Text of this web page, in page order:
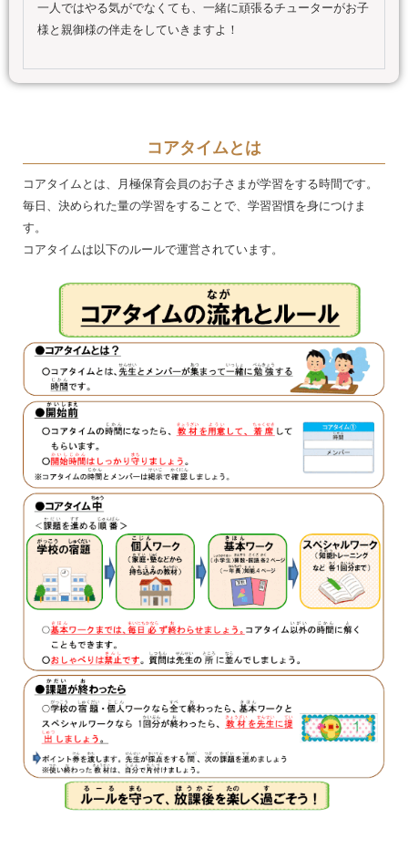
一人ではやる気がでなくても、一緒に頑張るチューターがお子
様と親御様の伴走をしていきますよ！
コアタイムとは
コアタイムとは、月極保育会員のお子さまが学習をする時間です。
毎日、決められた量の学習をすることで、学習習慣を身につけま
す。
コアタイムは以下のルールで運営されています。